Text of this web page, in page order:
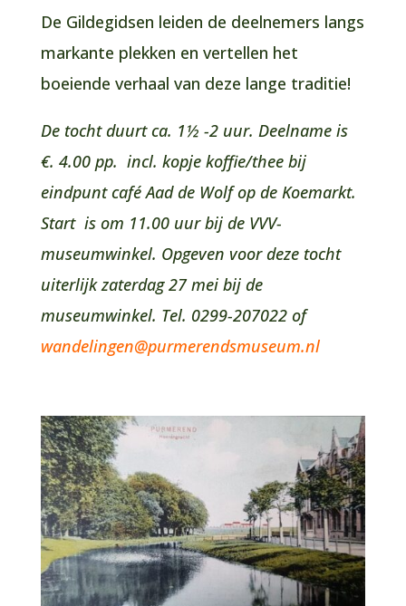
De Gildegidsen leiden de deelnemers langs
markante plekken en vertellen het
boeiende verhaal van deze lange traditie!
De tocht duurt ca. 1½ -2 uur. Deelname is
€. 4.00 pp. incl. kopje koffie/thee bij
eindpunt café Aad de Wolf op de Koemarkt.
Start is om 11.00 uur bij de VVV-
museumwinkel. Opgeven voor deze tocht
uiterlijk zaterdag 27 mei bij de
museumwinkel. Tel. 0299-207022 of
wandelingen@purmerendsmuseum.nl